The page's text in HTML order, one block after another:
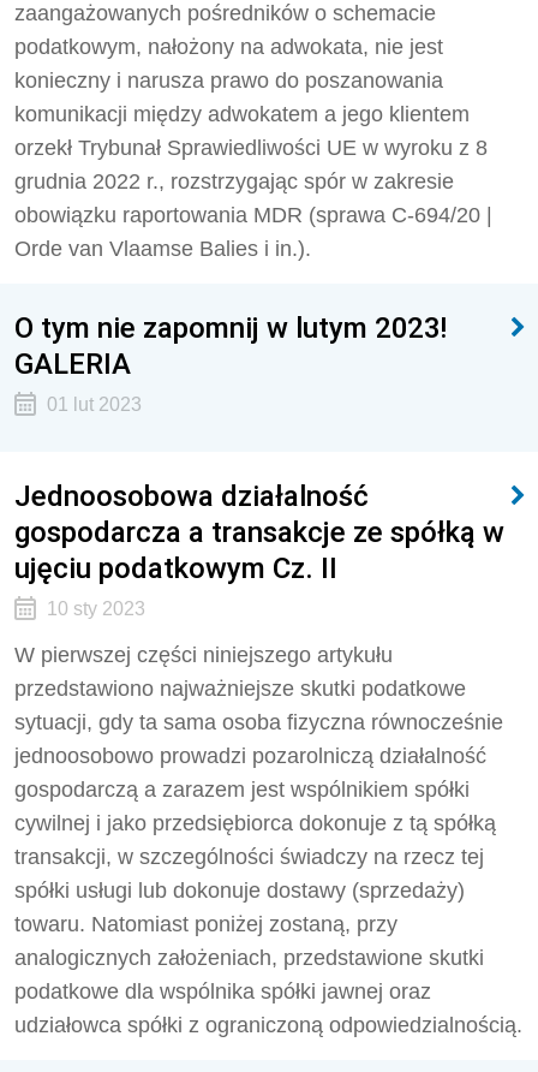
zaangażowanych pośredników o schemacie
podatkowym, nałożony na adwokata, nie jest
konieczny i narusza prawo do poszanowania
komunikacji między adwokatem a jego klientem
orzekł Trybunał Sprawiedliwości UE w wyroku z 8
grudnia 2022 r., rozstrzygając spór w zakresie
obowiązku raportowania MDR (sprawa C-694/20 |
Orde van Vlaamse Balies i in.).
O tym nie zapomnij w lutym 2023!
GALERIA
01 lut 2023
Jednoosobowa działalność
gospodarcza a transakcje ze spółką w
ujęciu podatkowym Cz. II
10 sty 2023
W pierwszej części niniejszego artykułu
przedstawiono najważniejsze skutki podatkowe
sytuacji, gdy ta sama osoba fizyczna równocześnie
jednoosobowo prowadzi pozarolniczą działalność
gospodarczą a zarazem jest wspólnikiem spółki
cywilnej i jako przedsiębiorca dokonuje z tą spółką
transakcji, w szczególności świadczy na rzecz tej
spółki usługi lub dokonuje dostawy (sprzedaży)
towaru. Natomiast poniżej zostaną, przy
analogicznych założeniach, przedstawione skutki
podatkowe dla wspólnika spółki jawnej oraz
udziałowca spółki z ograniczoną odpowiedzialnością.